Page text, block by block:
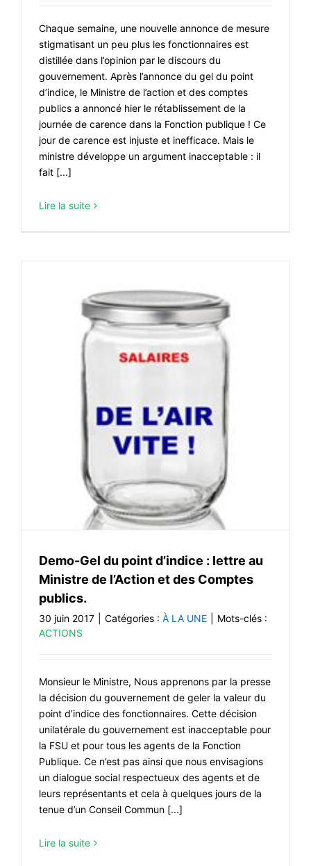
Chaque semaine, une nouvelle annonce de mesure
stigmatisant un peu plus les fonctionnaires est
distillée dans l’opinion par le discours du
gouvernement. Après l’annonce du gel du point
d’indice, le Ministre de l’action et des comptes
publics a annoncé hier le rétablissement de la
journée de carence dans la Fonction publique ! Ce
jour de carence est injuste et inefficace. Mais le
ministre développe un argument inacceptable : il
fait [...]
Lire la suite
Demo-Gel du point d’indice : lettre au
Ministre de l’Action et des Comptes
publics.
30 juin 2017 Catégories : À LA UNE
Mots-clés :
ACTIONS
Monsieur le Ministre, Nous apprenons par la presse
la décision du gouvernement de geler la valeur du
point d’indice des fonctionnaires. Cette décision
unilatérale du gouvernement est inacceptable pour
la FSU et pour tous les agents de la Fonction
Publique. Ce n’est pas ainsi que nous envisagions
un dialogue social respectueux des agents et de
leurs représentants et cela à quelques jours de la
tenue d’un Conseil Commun [...]
Lire la suite